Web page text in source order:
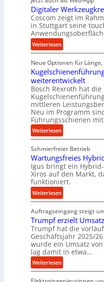
e
t
r
i
e
b
f
ü
r
r
a
u
e
U
m
g
e
b
u
n
g
e
n
Digitaler
Coscom zeigt im
in Stuttgart seine
Weiterlesen:
D
i
g
i
t
a
e
r
W
e
r
k
z
e
g
k
r
e
i
s
l
a
u
Neue Optionen für
weiterentwickelt
Bosch Rexroth hat die
mittleren
Neu im Programm
Führungsschienen
Weiterlesen:
K
u
g
e
l
s
c
h
i
e
n
e
n
f
ü
Schmierfreier Betrieb
Wartungsfreies
Igus bringt ein
Xiros auf den Markt,
funktioniert.
Weiterlesen:
W
a
r
t
u
n
g
s
Auftragseingang steigt
Trumpf erzielt
Trumpf hat die
Geschäftsjahr 2025/
wurde ein Umsatz
lag damit in etwa…
Weiterlesen:
T
r